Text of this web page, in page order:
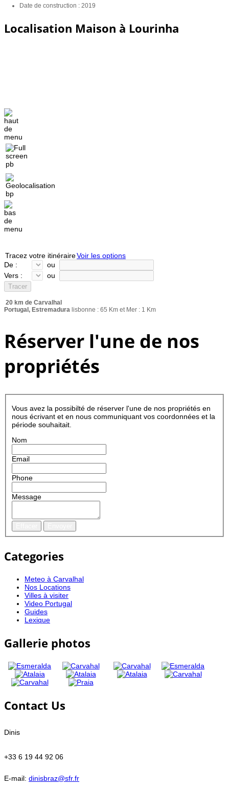
Date de construction : 2019
Localisation Maison à Lourinha
Tracez votre itinéraireVoir les options
De :
ou
Vers :
ou
20 km de Carvalhal
Portugal, Estremadura lisbonne : 65 Km et Mer : 1 Km
Réserver l'une de nos
propriétés
Vous avez la possibilté de réserver l'une de nos propriétés en
nous écrivant et en nous communiquant vos coordonnées et la
période souhaitait.
Nom
Email
Phone
Message
Categories
Meteo à Carvalhal
Nos Locations
Villes à visiter
Video Portugal
Guides
Lexique
Gallerie photos
Contact Us
Dinis
+33 6 19 44 92 06
E-mail: dinisbraz@sfr.fr